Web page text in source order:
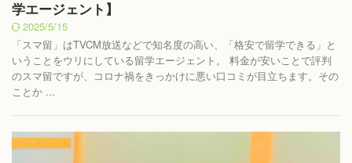
学エージェント】
2025/5/15
「スマ留」はTVCM放送などで知名度の高い、「格安で留学できる」と
いうことをウリにしている留学エージェント。 料金が安いことで評判
のスマ留ですが、コロナ禍をきっかけに悪い口コミが目立ちます。その
ことか ...